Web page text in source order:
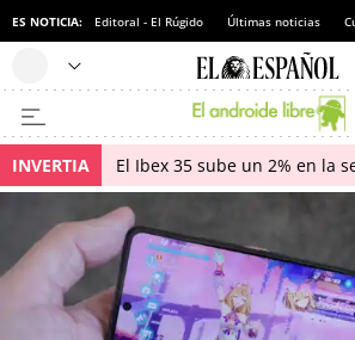
ES NOTICIA: Editoral - El Rúgido Últimas noticias
INVERTIA El Ibex 35 sube un 2% en la